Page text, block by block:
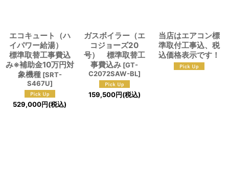
エコキュート（ハ
イパワー給湯）
標準取替工事費込
み※補助金10万円対
象機種 [SRT-
S467U]
529,000円(税込)
ガスボイラー（エ
コジョーズ20
号） 標準取替工
事費込み [GT-
C2072SAW-BL]
159,500円(税込)
当店はエアコン標
準取付工事込、税
込価格表示です！